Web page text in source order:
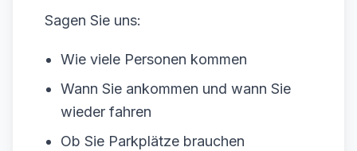
Sagen Sie uns:
Wie viele Personen kommen
Wann Sie ankommen und wann Sie
wieder fahren
Ob Sie Parkplätze brauchen